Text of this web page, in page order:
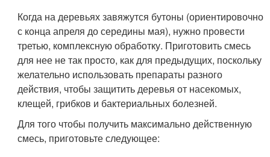
Когда на деревьях завяжутся бутоны (ориентировочно
с конца апреля до середины мая), нужно провести
третью, комплексную обработку. Приготовить смесь
для нее не так просто, как для предыдущих, поскольку
желательно использовать препараты разного
действия, чтобы защитить деревья от насекомых,
клещей, грибков и бактериальных болезней.
Для того чтобы получить максимально действенную
смесь, приготовьте следующее: